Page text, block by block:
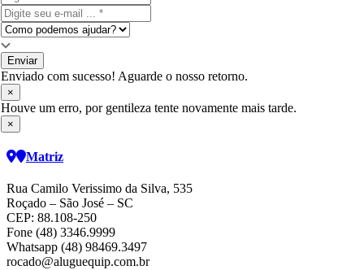
Enviar
Enviado com sucesso! Aguarde o nosso retorno.
×
Houve um erro, por gentileza tente novamente mais tarde.
×
Matriz
Rua Camilo Verissimo da Silva, 535
Roçado – São José – SC
CEP: 88.108-250
Fone (48) 3346.9999
Whatsapp (48) 98469.3497
rocado@aluguequip.com.br